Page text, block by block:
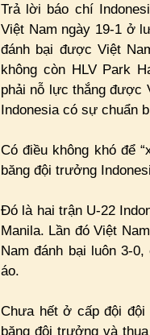
Trả lời báo chí
Việt Nam ngày 19-1 ở
đánh bại được Việt
không còn HLV Park
phải nỗ lực thắng được
Indonesia có sự chuẩn
Có điều không khó để
băng đội trưởng
Đó là hai trận U-22
Manila. Lần đó Việt
Nam đánh bại luôn 3-
áo.
Chưa hết ở cấp đội đội
băng đội trưởng và